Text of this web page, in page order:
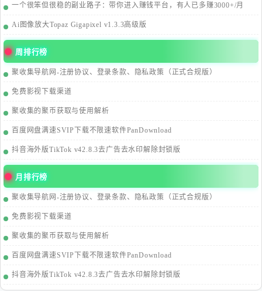
一个很笨但很稳的副业路子：带你进入赚钱平台，有人已多赚3000+/月
Ai图像放大Topaz Gigapixel v1.3.3高级版
周排行榜
聚收集导航网-注册协议、登录条款、隐私政策（正式合规版）
免费影视下载渠道
聚收集的聚币获取与使用解析
百度网盘满速SVIP下载不限速软件PanDownload
抖音海外版TikTok v42.8.3去广告去水印解除封锁版
月排行榜
聚收集导航网-注册协议、登录条款、隐私政策（正式合规版）
免费影视下载渠道
聚收集的聚币获取与使用解析
百度网盘满速SVIP下载不限速软件PanDownload
抖音海外版TikTok v42.8.3去广告去水印解除封锁版